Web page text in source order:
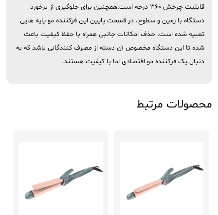
قابلیت چرخش 360 درجه است.همچنین برای جلوگیری از برخورد
دستگاه با زمین و سطوح، در قسمت پایین این فرکننده مو پایه هایی
تعبیه شده است. حذف امکانات جانبی همراه با حفظ کیفیت باعث
شده تا این دستگاه مخصوص آن دسته از مصرف کنندگانی باشد که به
دنبال یک فرکننده مو اقتصادی اما با کیفیت هستند.
محصولات مرتبط